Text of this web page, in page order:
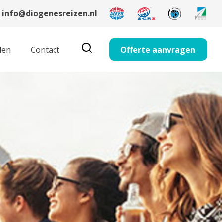
info@diogenesreizen.nl
Contact Offerte aanvragen